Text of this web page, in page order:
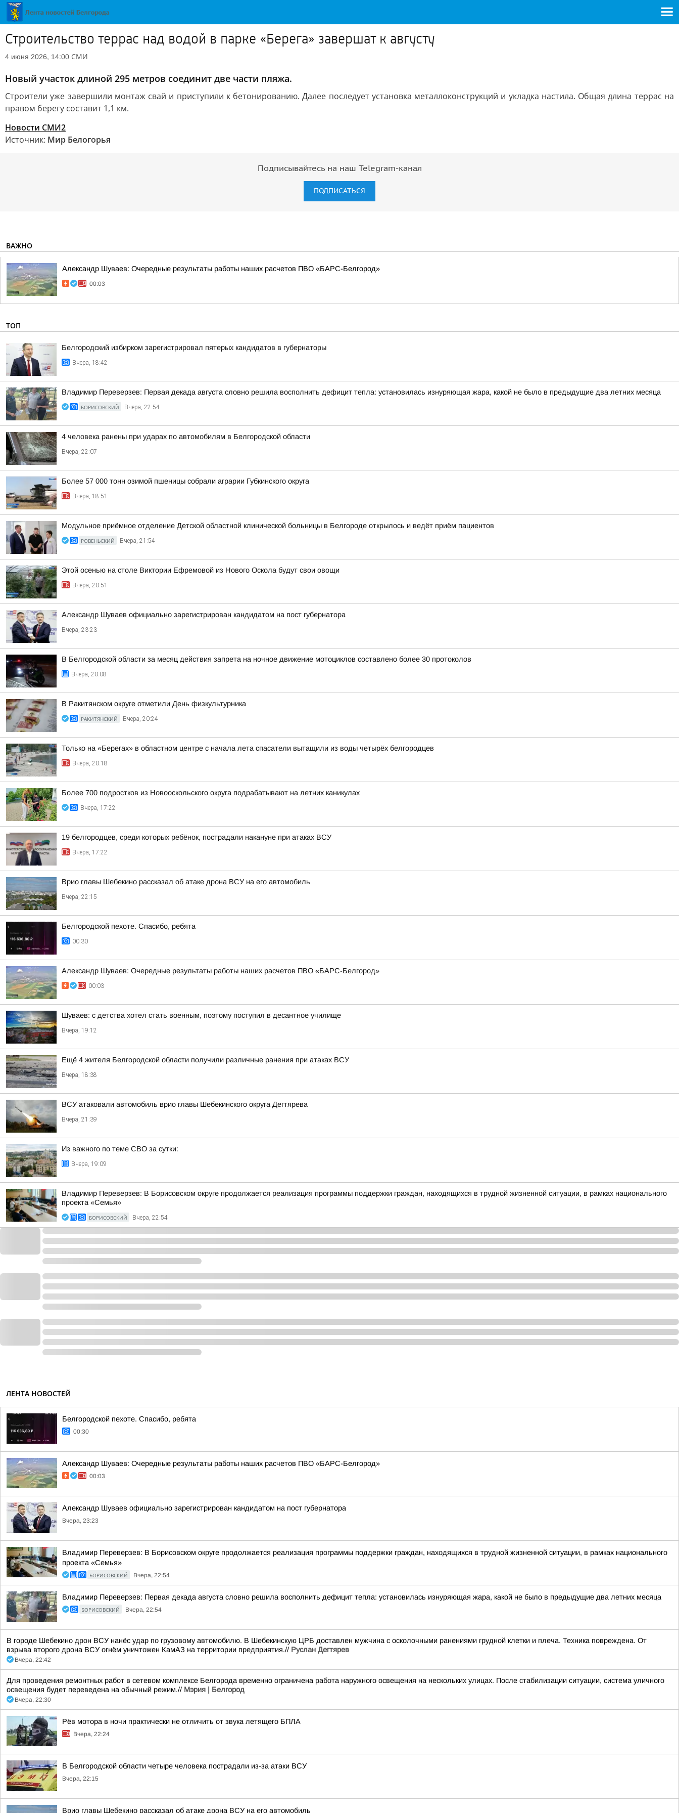
Строительство террас над водой в парке «Берега» завершат к августу
4 июня 2026, 14:00 СМИ
Новый участок длиной 295 метров соединит две части пляжа.
Строители уже завершили монтаж свай и приступили к бетонированию. Далее последует установка металлоконструкций и укладка настила. Общая длина террас на
правом берегу составит 1,1 км.
Новости СМИ2
Источник: Мир Белогорья
Подписывайтесь на наш Telegram-канал
ПОДПИСАТЬСЯ
ВАЖНО
Александр Шуваев: Очередные результаты работы наших расчетов ПВО «БАРС-Белгород»
00:03
ТОП
Белгородский избирком зарегистрировал пятерых кандидатов в губернаторы
Вчера, 18:42
Владимир Переверзев: Первая декада августа словно решила восполнить дефицит тепла: установилась изнуряющая жара, какой не было в предыдущие два летних месяца
БОРИСОВСКИЙ Вчера, 22:54
4 человека ранены при ударах по автомобилям в Белгородской области
Вчера, 22:07
Более 57 000 тонн озимой пшеницы собрали аграрии Губкинского округа
Вчера, 18:51
Модульное приёмное отделение Детской областной клинической больницы в Белгороде открылось и ведёт приём пациентов
РОВЕНЬСКИЙ Вчера, 21:54
Этой осенью на столе Виктории Ефремовой из Нового Оскола будут свои овощи
Вчера, 20:51
Александр Шуваев официально зарегистрирован кандидатом на пост губернатора
Вчера, 23:23
В Белгородской области за месяц действия запрета на ночное движение мотоциклов составлено более 30 протоколов
Вчера, 20:08
В Ракитянском округе отметили День физкультурника
РАКИТЯНСКИЙ Вчера, 20:24
Только на «Берегах» в областном центре с начала лета спасатели вытащили из воды четырёх белгородцев
Вчера, 20:18
Более 700 подростков из Новооскольского округа подрабатывают на летних каникулах
Вчера, 17:22
19 белгородцев, среди которых ребёнок, пострадали накануне при атаках ВСУ
Вчера, 17:22
Врио главы Шебекино рассказал об атаке дрона ВСУ на его автомобиль
Вчера, 22:15
Белгородской пехоте. Спасибо, ребята
00:30
Александр Шуваев: Очередные результаты работы наших расчетов ПВО «БАРС-Белгород»
00:03
Шуваев: с детства хотел стать военным, поэтому поступил в десантное училище
Вчера, 19:12
Ещё 4 жителя Белгородской области получили различные ранения при атаках ВСУ
Вчера, 18:38
ВСУ атаковали автомобиль врио главы Шебекинского округа Дегтярева
Вчера, 21:39
Из важного по теме СВО за сутки:
Вчера, 19:09
Владимир Переверзев: В Борисовском округе продолжается реализация программы поддержки граждан, находящихся в трудной жизненной ситуации, в рамках национального
проекта «Семья»
БОРИСОВСКИЙ Вчера, 22:54
ЛЕНТА НОВОСТЕЙ
Белгородской пехоте. Спасибо, ребята
00:30
Александр Шуваев: Очередные результаты работы наших расчетов ПВО «БАРС-Белгород»
00:03
Александр Шуваев официально зарегистрирован кандидатом на пост губернатора
Вчера, 23:23
Владимир Переверзев: В Борисовском округе продолжается реализация программы поддержки граждан, находящихся в трудной жизненной ситуации, в рамках национального
проекта «Семья»
БОРИСОВСКИЙ Вчера, 22:54
Владимир Переверзев: Первая декада августа словно решила восполнить дефицит тепла: установилась изнуряющая жара, какой не было в предыдущие два летних месяца
БОРИСОВСКИЙ Вчера, 22:54
В городе Шебекино дрон ВСУ нанёс удар по грузовому автомобилю. В Шебекинскую ЦРБ доставлен мужчина с осколочными ранениями грудной клетки и плеча. Техника повреждена. От
взрыва второго дрона ВСУ огнём уничтожен КамАЗ на территории предприятия.// Руслан Дегтярев
Вчера, 22:42
Для проведения ремонтных работ в сетевом комплексе Белгорода временно ограничена работа наружного освещения на нескольких улицах. После стабилизации ситуации, система уличного
освещения будет переведена на обычный режим.// Мэрия | Белгород
Вчера, 22:30
Рёв мотора в ночи практически не отличить от звука летящего БПЛА
Вчера, 22:24
В Белгородской области четыре человека пострадали из-за атаки ВСУ
Вчера, 22:15
Врио главы Шебекино рассказал об атаке дрона ВСУ на его автомобиль